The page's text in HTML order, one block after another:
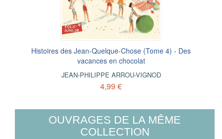
Histoires des Jean-Quelque-Chose (Tome 4) - Des
vacances en chocolat
JEAN-PHILIPPE ARROU-VIGNOD
4,99 €
OUVRAGES DE LA MÊME
COLLECTION